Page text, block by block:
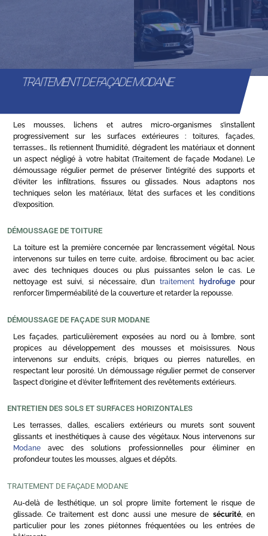
TRAITEMENT DE FAÇADE MODANE
Les mousses, lichens et autres micro-organismes s’installent
progressivement sur les surfaces extérieures : toitures, façades,
terrasses… Ils retiennent l’humidité, dégradent les matériaux et donnent
un aspect négligé à votre habitat (Traitement de façade Modane). Le
démoussage régulier permet de préserver l’intégrité des supports et
d’éviter les infiltrations, fissures ou glissades. Nous adaptons nos
techniques selon les matériaux, l’état des surfaces et les conditions
d’exposition.
DÉMOUSSAGE DE TOITURE
La toiture est la première concernée par l’encrassement végétal. Nous
intervenons sur tuiles en terre cuite, ardoise, fibrociment ou bac acier,
avec des techniques douces ou plus puissantes selon le cas. Le
nettoyage est suivi, si nécessaire, d’untraitement hydrofuge pour
renforcer l’imperméabilité de la couverture et retarder la repousse.
DÉMOUSSAGE DE FAÇADE SUR MODANE
Les façades, particulièrement exposées au nord ou à l’ombre, sont
propices au développement des mousses et moisissures. Nous
intervenons sur enduits, crépis, briques ou pierres naturelles, en
respectant leur porosité. Un démoussage régulier permet de conserver
l’aspect d’origine et d’éviter l’effritement des revêtements extérieurs.
ENTRETIEN DES SOLS ET SURFACES HORIZONTALES
Les terrasses, dalles, escaliers extérieurs ou murets sont souvent
glissants et inesthétiques à cause des végétaux. Nous intervenons sur
Modane avec des solutions professionnelles pour éliminer en
profondeur toutes les mousses, algues et dépôts.
TRAITEMENT DE FAÇADE MODANE
Au-delà de l’esthétique, un sol propre limite fortement le risque de
glissade. Ce traitement est donc aussi une mesure de sécurité, en
particulier pour les zones piétonnes fréquentées ou les entrées de